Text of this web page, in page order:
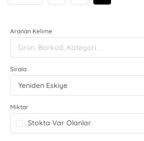
Aranan Kelime
Sırala
Miktar
Stokta Var Olanlar